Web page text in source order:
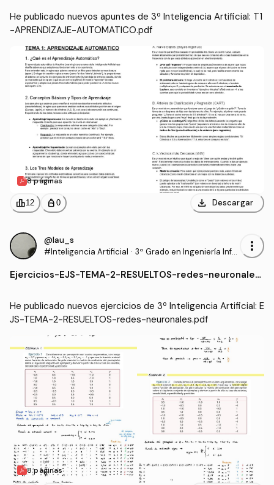
He publicado nuevos apuntes de 3º Inteligencia Artificial: T1
-APRENDIZAJE-AUTOMATICO.pdf
8 páginas
leaderboard12 personal_bag 0 download Descargar
@lau_s
#Inteligencia Artificial · 3º Grado en Ingeniería Infor
ware (US)
more_vert
Ejercicios-EJS-TEMA-2-RESUELTOS-redes-neuronales.
He publicado nuevos ejercicios de 3º Inteligencia Artificial: E
JS-TEMA-2-RESUELTOS-redes-neuronales.pdf
8 páginas